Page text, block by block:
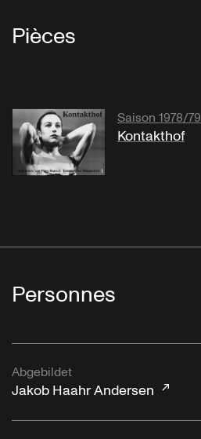
Pièces
Saison 1978/79
Kontakthof
Personnes
Abgebildet
Jakob Haahr Andersen